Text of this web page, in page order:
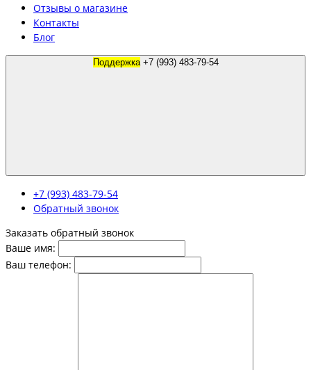
Отзывы о магазине
Контакты
Блог
Поддержка +7 (993) 483-79-54
+7 (993) 483-79-54
Обратный звонок
Заказать обратный звонок
Ваше имя:
Ваш телефон: